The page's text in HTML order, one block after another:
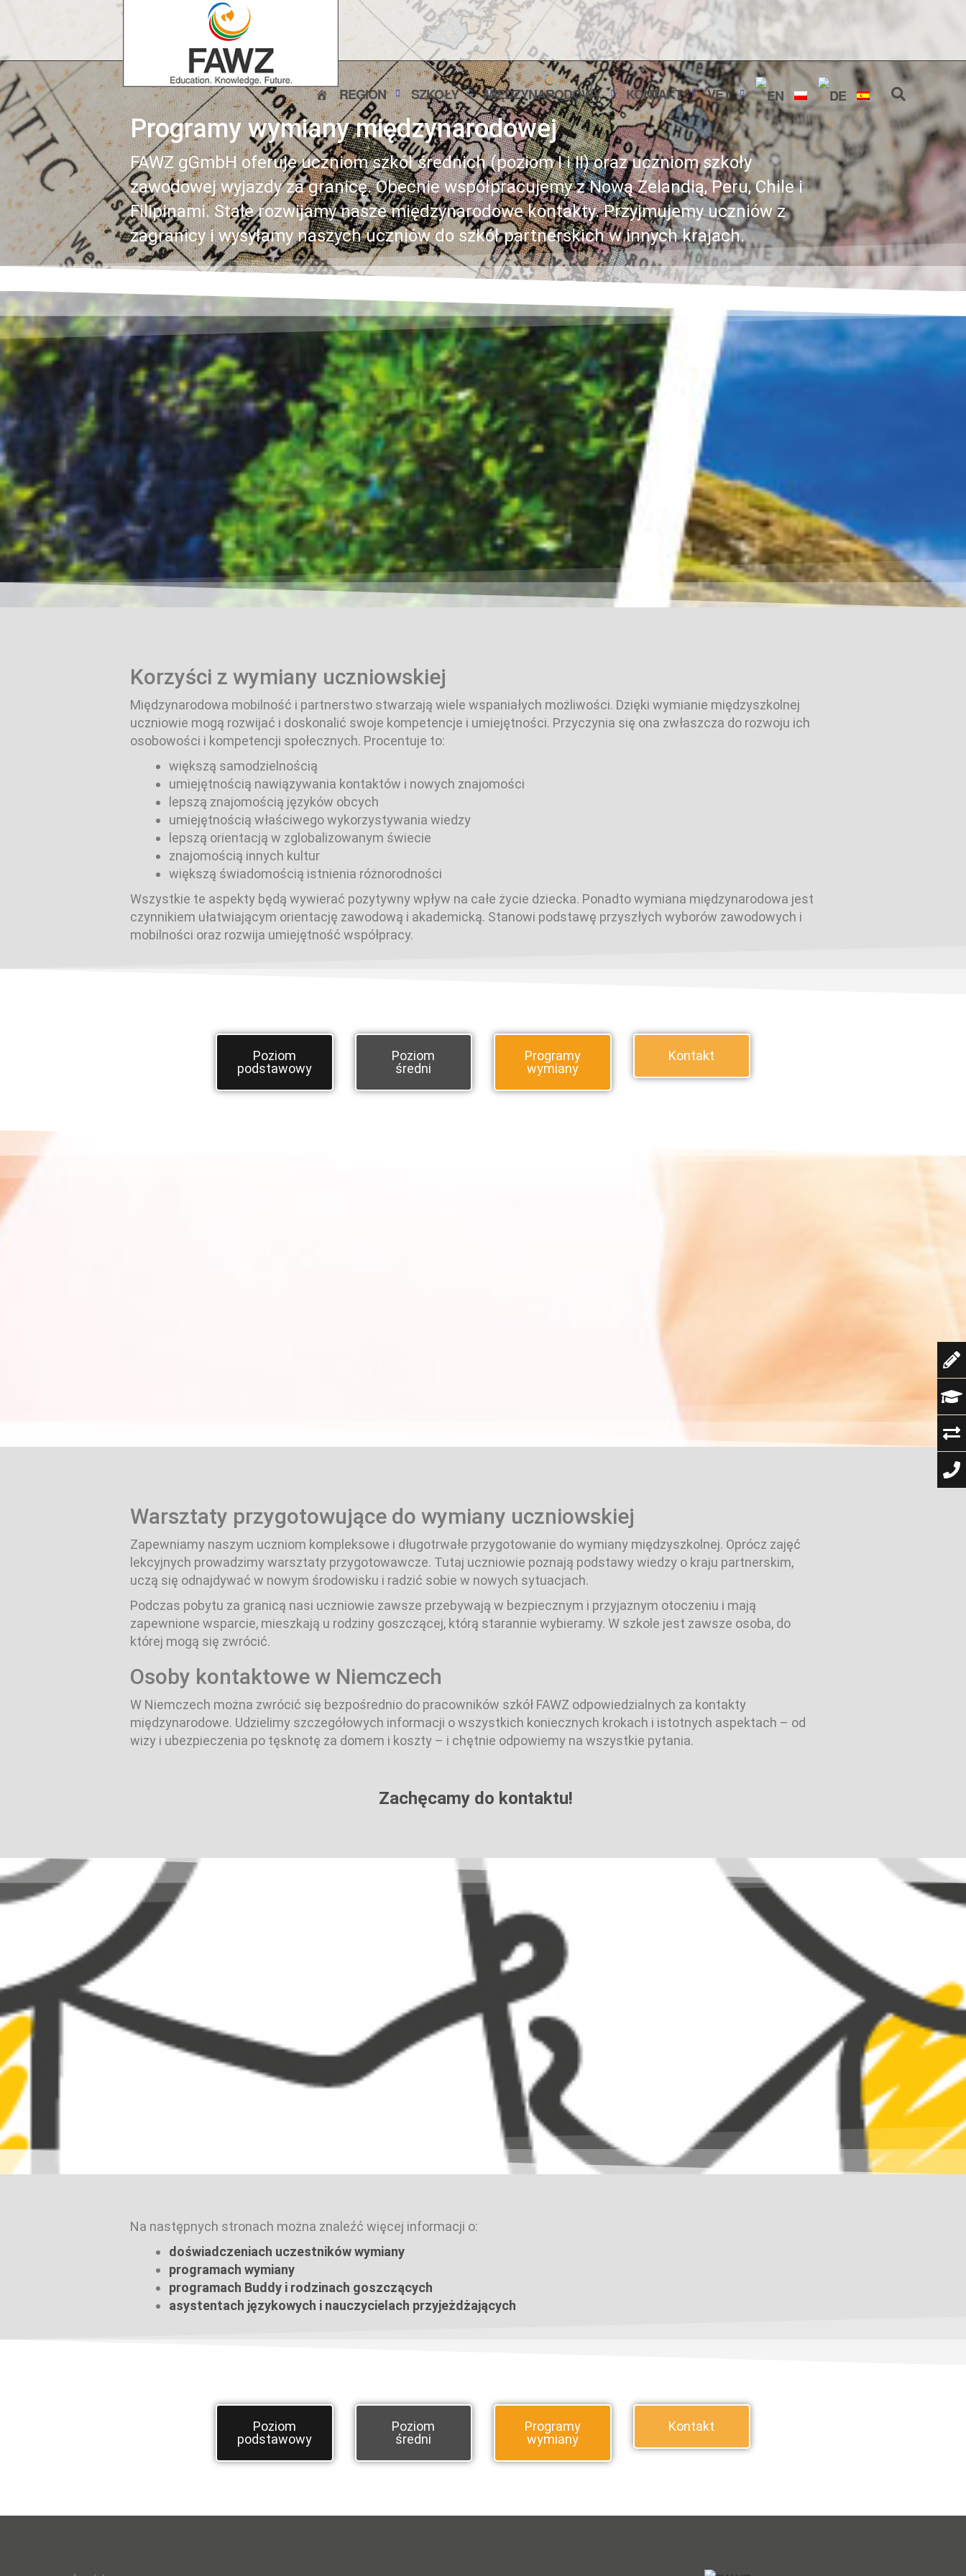
REGION SZKOŁY MIĘDZYNARODOWY KONTAKT VET
Programy wymiany międzynarodowej
FAWZ gGmbH oferuje uczniom szkół średnich (poziom I i II) oraz uczniom szkoły
zawodowej wyjazdy za granicę. Obecnie współpracujemy z Nową Zelandią, Peru, Chile i
Filipinami. Stale rozwijamy nasze międzynarodowe kontakty. Przyjmujemy uczniów z
zagranicy i wysyłamy naszych uczniów do szkół partnerskich w innych krajach.
Korzyści z wymiany uczniowskiej
Międzynarodowa mobilność i partnerstwo stwarzają wiele wspaniałych możliwości. Dzięki wymianie międzyszkolnej
uczniowie mogą rozwijać i doskonalić swoje kompetencje i umiejętności. Przyczynia się ona zwłaszcza do rozwoju ich
osobowości i kompetencji społecznych. Procentuje to:
większą samodzielnością
umiejętnością nawiązywania kontaktów i nowych znajomości
lepszą znajomością języków obcych
umiejętnością właściwego wykorzystywania wiedzy
lepszą orientacją w zglobalizowanym świecie
znajomością innych kultur
większą świadomością istnienia różnorodności
Wszystkie te aspekty będą wywierać pozytywny wpływ na całe życie dziecka. Ponadto wymiana międzynarodowa jest
czynnikiem ułatwiającym orientację zawodową i akademicką. Stanowi podstawę przyszłych wyborów zawodowych i
mobilności oraz rozwija umiejętność współpracy.
Poziom
podstawowy
Poziom
średni
Programy
wymiany
Kontakt
Warsztaty przygotowujące do wymiany uczniowskiej
Zapewniamy naszym uczniom kompleksowe i długotrwałe przygotowanie do wymiany międzyszkolnej. Oprócz zajęć
lekcyjnych prowadzimy warsztaty przygotowawcze. Tutaj uczniowie poznają podstawy wiedzy o kraju partnerskim,
uczą się odnajdywać w nowym środowisku i radzić sobie w nowych sytuacjach.
Podczas pobytu za granicą nasi uczniowie zawsze przebywają w bezpiecznym i przyjaznym otoczeniu i mają
zapewnione wsparcie, mieszkają u rodziny goszczącej, którą starannie wybieramy. W szkole jest zawsze osoba, do
której mogą się zwrócić.
Osoby kontaktowe w Niemczech
W Niemczech można zwrócić się bezpośrednio do pracowników szkół FAWZ odpowiedzialnych za kontakty
międzynarodowe. Udzielimy szczegółowych informacji o wszystkich koniecznych krokach i istotnych aspektach – od
wizy i ubezpieczenia po tęsknotę za domem i koszty – i chętnie odpowiemy na wszystkie pytania.
Zachęcamy do kontaktu!
Na następnych stronach można znaleźć więcej informacji o:
doświadczeniach uczestników wymiany
programach wymiany
programach Buddy i rodzinach goszczących
asystentach językowych i nauczycielach przyjeżdżających
Poziom
podstawowy
Poziom
średni
Programy
wymiany
Kontakt